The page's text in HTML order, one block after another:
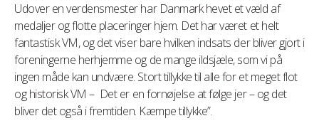
Udover en verdensmester har Danmark hevet et væld af
medaljer og flotte placeringer hjem. Det har været et helt
fantastisk VM, og det viser bare hvilken indsats der bliver gjort i
foreningerne herhjemme og de mange ildsjæle, som vi på
ingen måde kan undvære. Stort tillykke til alle for et meget flot
og historisk VM – Det er en fornøjelse at følge jer – og det
bliver det også i fremtiden. Kæmpe tillykke”.